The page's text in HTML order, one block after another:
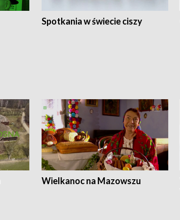
Spotkania w świecie ciszy
Wielkanoc na Mazowszu